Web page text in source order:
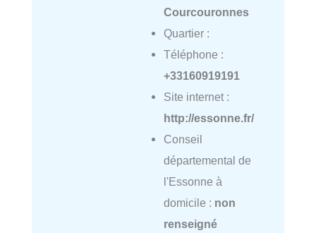
Courcouronnes
Quartier :
Téléphone :
+33160919191
Site internet :
http://essonne.fr/
Conseil
départemental de
l'Essonne à
domicile : non
renseigné